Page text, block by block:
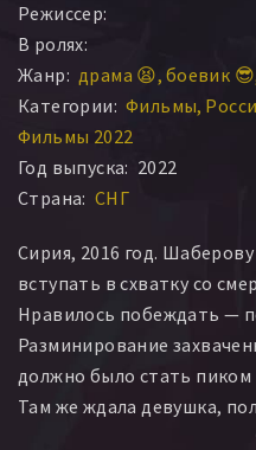
Режиссер:
В ролях:
Жанр: драма 😫 боевик 😎
Категории: Фильмы
Фильмы 2022
Год выпуска: 2022
Страна: СНГ
Сирия, 2016 год.
вступать в схватку со
Нравилось побеждать —
Разминирование
должно было стать пиком
Там же ждала девушка,
которую недавно спас и